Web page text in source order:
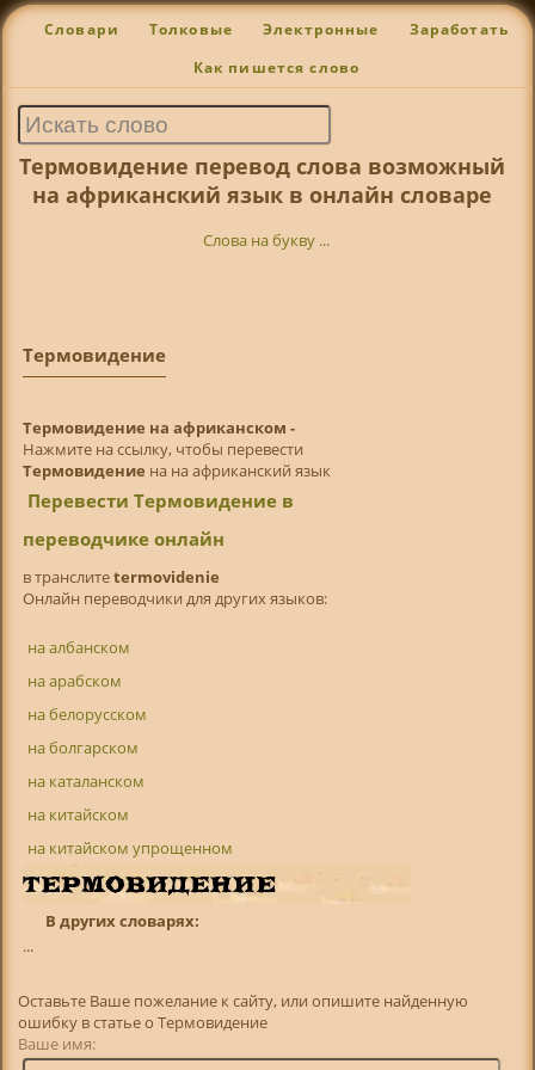
Словари Толковые Электронные Заработать
Как пишется слово
Термовидение перевод слова возможный
на африканский язык в онлайн словаре
Слова на букву ...
Термовидение
Термовидение на африканском -
Нажмите на ссылку, чтобы перевести
Термовидение на на африканский язык
Перевести Термовидение в
переводчике онлайн
в транслитetermovidenie
Онлайн переводчики для других языков:
на албанском
на арабском
на белорусском
на болгарском
на каталанском
на китайском
на китайском упрощенном
В других словарях:
...
Оставьте Ваше пожелание к сайту, или опишите найденную
ошибку в статье о Термовидение
Ваше имя: